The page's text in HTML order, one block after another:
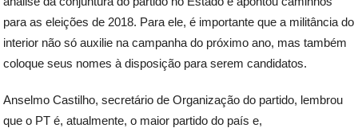
para as eleições de 2018. Para ele, é importante que a militância do
interior não só auxilie na campanha do próximo ano, mas também
coloque seus nomes à disposição para serem candidatos.
Anselmo Castilho, secretário de Organização do partido, lembrou
que o PT é, atualmente, o maior partido do país e,